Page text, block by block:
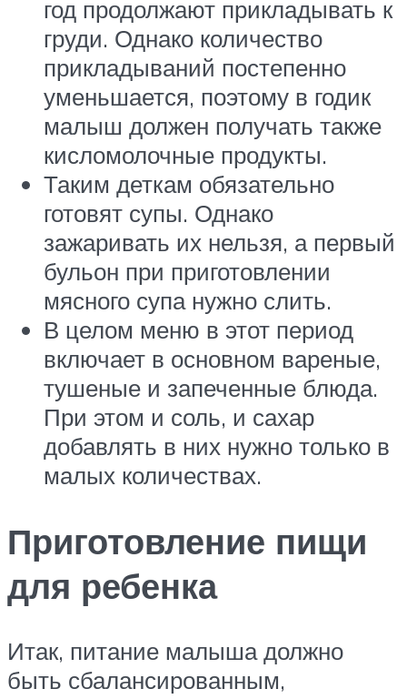
год продолжают прикладывать к
груди. Однако количество
прикладываний постепенно
уменьшается, поэтому в годик
малыш должен получать также
кисломолочные продукты.
Таким деткам обязательно
готовят супы. Однако
зажаривать их нельзя, а первый
бульон при приготовлении
мясного супа нужно слить.
В целом меню в этот период
включает в основном вареные,
тушеные и запеченные блюда.
При этом и соль, и сахар
добавлять в них нужно только в
малых количествах.
Приготовление пищи
для ребенка
Итак, питание малыша должно
быть сбалансированным,